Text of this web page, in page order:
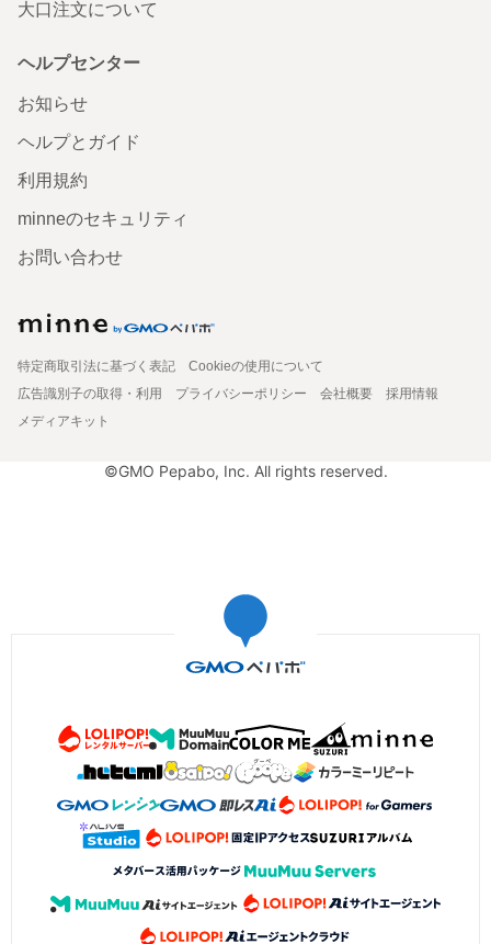
大口注文について
ヘルプセンター
お知らせ
ヘルプとガイド
利用規約
minneのセキュリティ
お問い合わせ
特定商取引法に基づく表記
Cookieの使用について
広告識別子の取得・利用
プライバシーポリシー 会社概要
採用情報
メディアキット
©GMO Pepabo, Inc. All rights reserved.